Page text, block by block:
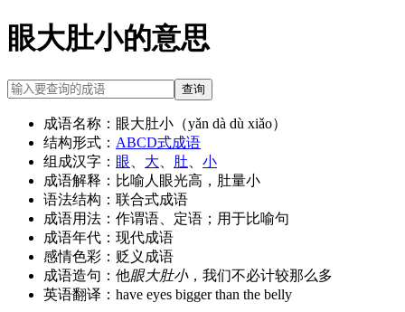
眼大肚小的意思
查询
成语名称： 眼大肚小（yǎn dà dù xiǎo）
结构形式： ABCD式成语
组成汉字： 眼 大 肚
小
成语解释： 比喻人眼光高，肚量小
语法结构： 联合式成语
成语用法： 作谓语、定语；用于比喻句
成语年代： 现代成语
感情色彩： 贬义成语
成语造句： 他眼大肚小，我们不必计较那么多
英语翻译： have eyes bigger than the belly